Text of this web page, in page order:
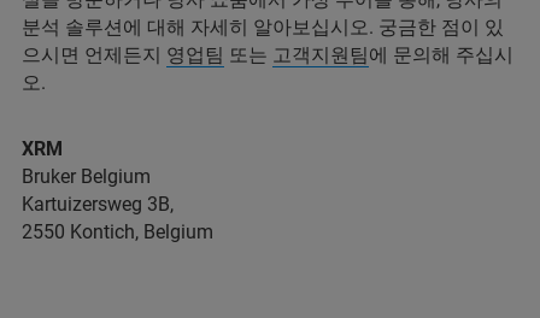
분석 솔루션에 대해 자세히 알아보십시오. 궁금한 점이 있
으시면 언제든지 영업팀 또는 고객지원팀에 문의해 주십시
오.
XRM
Bruker Belgium
Kartuizersweg 3B,
2550 Kontich, Belgium